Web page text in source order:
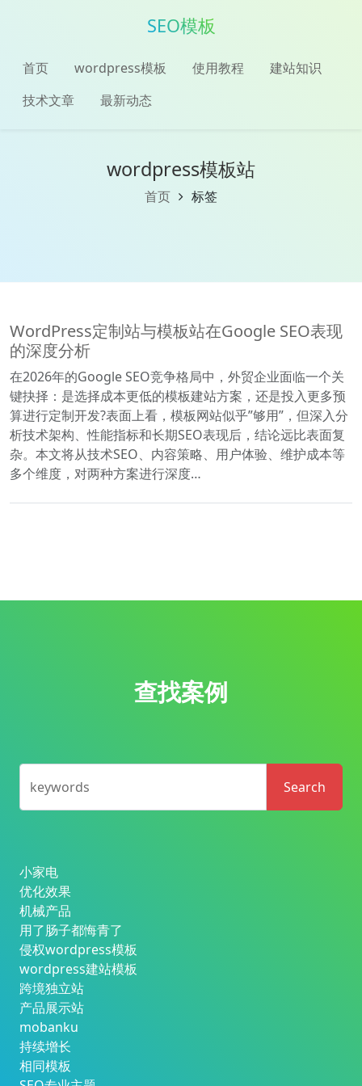
SEO模板
首页 wordpress模板 使用教程
建站知识
技术文章
最新动态
wordpress模板站
首页 标签
WordPress定制站与模板站在Google SEO表现
的深度分析
在2026年的Google SEO竞争格局中，外贸企业面临一个关
键抉择：是选择成本更低的模板建站方案，还是投入更多预
算进行定制开发?表面上看，模板网站似乎”够用”，但深入分
析技术架构、性能指标和长期SEO表现后，结论远比表面复
杂。本文将从技术SEO、内容策略、用户体验、维护成本等
多个维度，对两种方案进行深度…
查找案例
keywords Search
小家电
优化效果
机械产品
用了肠子都悔青了
侵权wordpress模板
wordpress建站模板
跨境独立站
产品展示站
mobanku
持续增长
相同模板